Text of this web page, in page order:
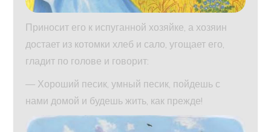
Приносит его к испуганной хозяйке, а хозяин
достает из котомки хлеб и сало, угощает его,
гладит по голове и говорит:
— Хороший песик, умный песик, пойдешь с
нами домой и будешь жить, как прежде!